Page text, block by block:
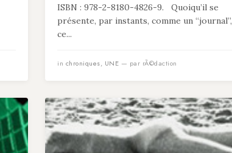
ISBN : 978-2-8180-4826-9. Quoiqu’il se
présente, par instants, comme un “journal”,
ce...
in chroniques, UNE — par rÃ©daction